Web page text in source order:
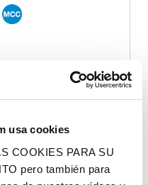
usa cookies
COOKIES PARA SU
pero también para
FORRO VOLANTE PEQUEÑO
DIÁMETRO (39 CM) - BLANCO/AZUL